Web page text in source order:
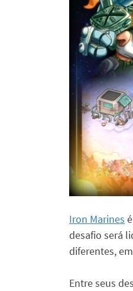
Iron Marines
desafio será
diferentes,
Entre seus